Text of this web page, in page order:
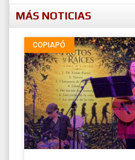
MÁS NOTICIAS
COPIAPÓ